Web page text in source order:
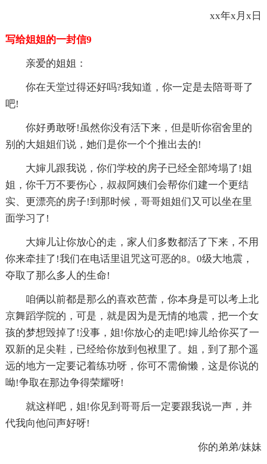
xx年x月x日
写给姐姐的一封信9
亲爱的姐姐：
你在天堂过得还好吗?我知道，你一定是去陪哥哥了
吧!
你好勇敢呀!虽然你没有活下来，但是听你宿舍里的
别的大姐姐们说，她们是你一个个推出去的!
大婶儿跟我说，你们学校的房子已经全部垮塌了!姐
姐，你千万不要伤心，叔叔阿姨们会帮你们建一个更结
实、更漂亮的房子!到那时候，哥哥姐姐们又可以坐在里
面学习了!
大婶儿让你放心的走，家人们多数都活了下来，不用
你来牵挂了!我们在电话里诅咒这可恶的8。0级大地震，
夺取了那么多人的生命!
咱俩以前都是那么的喜欢芭蕾，你本身是可以考上北
京舞蹈学院的，可是，就是因为是无情的地震，把一个女
孩的梦想毁掉了!没事，姐!你放心的走吧!婶儿给你买了一
双新的足尖鞋，已经给你放到包袱里了。姐，到了那个遥
远的地方一定要记着练功呀，你可不需偷懒，这是你说的
呦!争取在那边争得荣耀呀!
就这样吧，姐!你见到哥哥后一定要跟我说一声，并
代我向他问声好呀!
你的弟弟/妹妹